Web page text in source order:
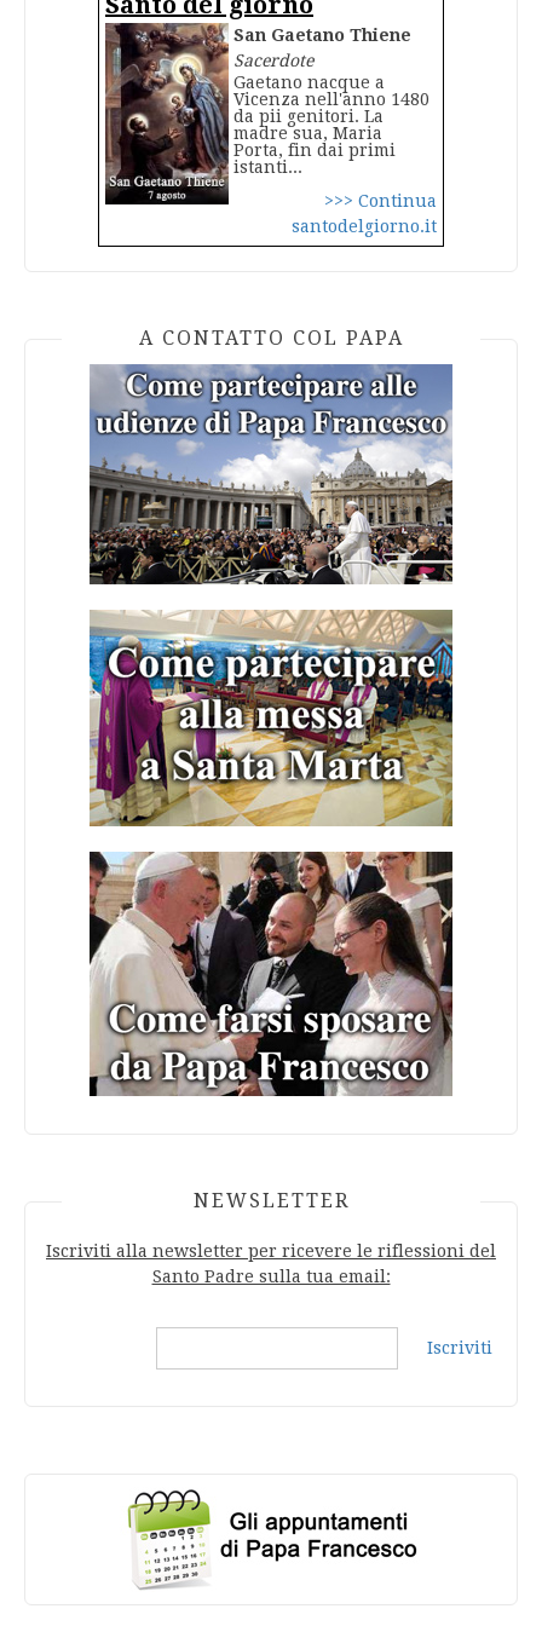
San Gaetano Thiene
Sacerdote
Gaetano nacque a
Vicenza nell'anno 1480
da pii genitori. La
madre sua, Maria
Porta, fin dai primi
istanti...
>>> Continua
santodelgiorno.it
A CONTATTO COL PAPA
NEWSLETTER
Iscriviti alla newsletter per ricevere le riflessioni del
Santo Padre sulla tua email:
Iscriviti